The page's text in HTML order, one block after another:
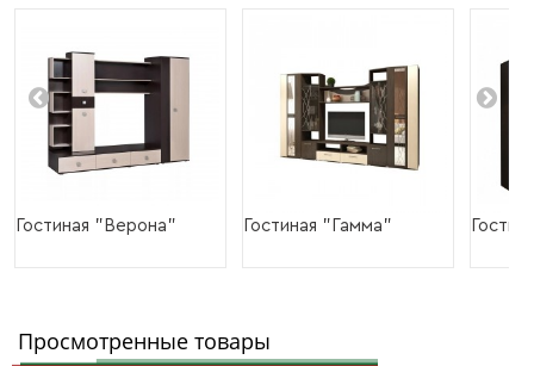
Гостиная "Верона" Гостиная "Гамма"
Просмотренные товары